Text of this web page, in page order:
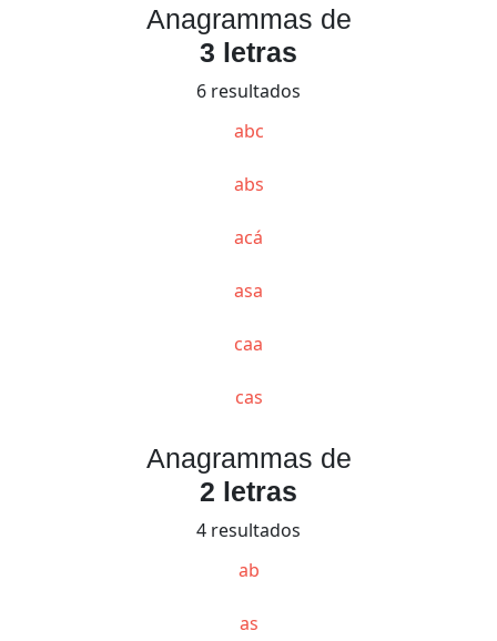
Anagrammas de
3 letras
6 resultados
abc
abs
acá
asa
caa
cas
Anagrammas de
2 letras
4 resultados
ab
as